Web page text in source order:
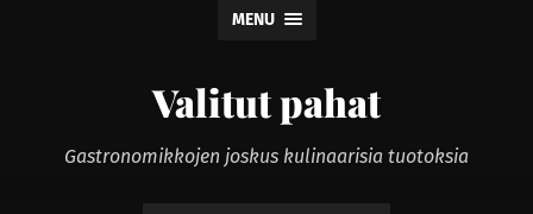
MENU
Valitut pahat
Gastronomikkojen joskus kulinaarisia tuotoksia